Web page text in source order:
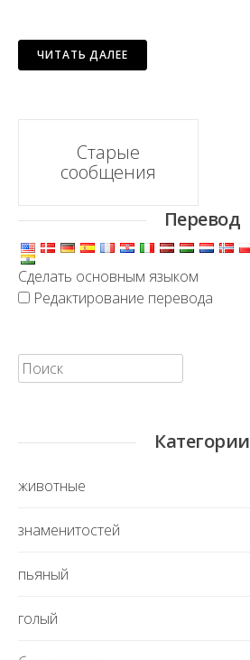
ЧИТАТЬ ДАЛЕЕ
Навигационной
постов
Старые
сообщения
Перевод
Сделать основным языком
Редактирование перевода
Искать:
Категории
животные
знаменитостей
пьяный
голый